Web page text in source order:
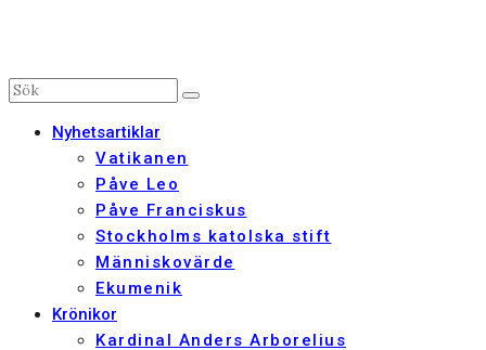
Nyhetsartiklar
Vatikanen
Påve Leo
Påve Franciskus
Stockholms katolska stift
Människovärde
Ekumenik
Krönikor
Kardinal Anders Arborelius